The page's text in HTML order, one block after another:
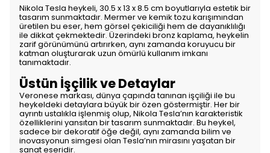
Nikola Tesla heykeli, 30.5 x 13 x 8.5 cm boyutlarıyla estetik bir
tasarım sunmaktadır. Mermer ve kemik tozu karışımından
üretilen bu eser, hem görsel çekiciliği hem de dayanıklılığı
ile dikkat çekmektedir. Üzerindeki bronz kaplama, heykelin
zarif görünümünü artırırken, aynı zamanda koruyucu bir
katman oluşturarak uzun ömürlü kullanım imkanı
tanımaktadır.
Üstün İşçilik ve Detaylar
Veronese markası, dünya çapında tanınan işçiliği ile bu
heykeldeki detaylara büyük bir özen göstermiştir. Her bir
ayrıntı ustalıkla işlenmiş olup, Nikola Tesla’nın karakteristik
özelliklerini yansıtan bir tasarım sunmaktadır. Bu heykel,
sadece bir dekoratif öğe değil, aynı zamanda bilim ve
inovasyonun simgesi olan Tesla’nın mirasını yaşatan bir
sanat eseridir.